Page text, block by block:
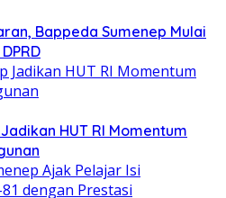
Bappeda Sumenep Mulai
HUT RI Momentum